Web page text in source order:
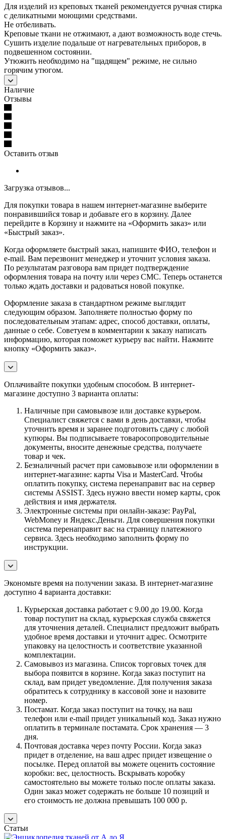
Для изделий из креповых тканей рекомендуется ручная стирка
с деликатными моющими средствами.
Не отбеливать.
Креповые ткани не отжимают, а дают возможность воде стечь.
Сушить изделие подальше от нагревательных приборов, в
подвешенном состоянии.
Утюжить необходимо на "щадящем" режиме, не сильно
горячим утюгом.
Наличие
Отзывы
Оставить отзыв
Загрузка отзывов...
Для покупки товара в нашем интернет-магазине выберите
понравившийся товар и добавьте его в корзину. Далее
перейдите в Корзину и нажмите на «Оформить заказ» или
«Быстрый заказ».
Когда оформляете быстрый заказ, напишите ФИО, телефон и
e-mail. Вам перезвонит менеджер и уточнит условия заказа.
По результатам разговора вам придет подтверждение
оформления товара на почту или через СМС. Теперь останется
только ждать доставки и радоваться новой покупке.
Оформление заказа в стандартном режиме выглядит
следующим образом. Заполняете полностью форму по
последовательным этапам: адрес, способ доставки, оплаты,
данные о себе. Советуем в комментарии к заказу написать
информацию, которая поможет курьеру вас найти. Нажмите
кнопку «Оформить заказ».
Оплачивайте покупки удобным способом. В интернет-
магазине доступно 3 варианта оплаты:
Наличные при самовывозе или доставке курьером.
Специалист свяжется с вами в день доставки, чтобы
уточнить время и заранее подготовить сдачу с любой
купюры. Вы подписываете товаросопроводительные
документы, вносите денежные средства, получаете
товар и чек.
Безналичный расчет при самовывозе или оформлении в
интернет-магазине: карты Visa и MasterCard. Чтобы
оплатить покупку, система перенаправит вас на сервер
системы ASSIST. Здесь нужно ввести номер карты, срок
действия и имя держателя.
Электронные системы при онлайн-заказе: PayPal,
WebMoney и Яндекс.Деньги. Для совершения покупки
система перенаправит вас на страницу платежного
сервиса. Здесь необходимо заполнить форму по
инструкции.
Экономьте время на получении заказа. В интернет-магазине
доступно 4 варианта доставки:
Курьерская доставка работает с 9.00 до 19.00. Когда
товар поступит на склад, курьерская служба свяжется
для уточнения деталей. Специалист предложит выбрать
удобное время доставки и уточнит адрес. Осмотрите
упаковку на целостность и соответствие указанной
комплектации.
Самовывоз из магазина. Список торговых точек для
выбора появится в корзине. Когда заказ поступит на
склад, вам придет уведомление. Для получения заказа
обратитесь к сотруднику в кассовой зоне и назовите
номер.
Постамат. Когда заказ поступит на точку, на ваш
телефон или e-mail придет уникальный код. Заказ нужно
оплатить в терминале постамата. Срок хранения — 3
дня.
Почтовая доставка через почту России. Когда заказ
придет в отделение, на ваш адрес придет извещение о
посылке. Перед оплатой вы можете оценить состояние
коробки: вес, целостность. Вскрывать коробку
самостоятельно вы можете только после оплаты заказа.
Один заказ может содержать не больше 10 позиций и
его стоимость не должна превышать 100 000 р.
Статьи